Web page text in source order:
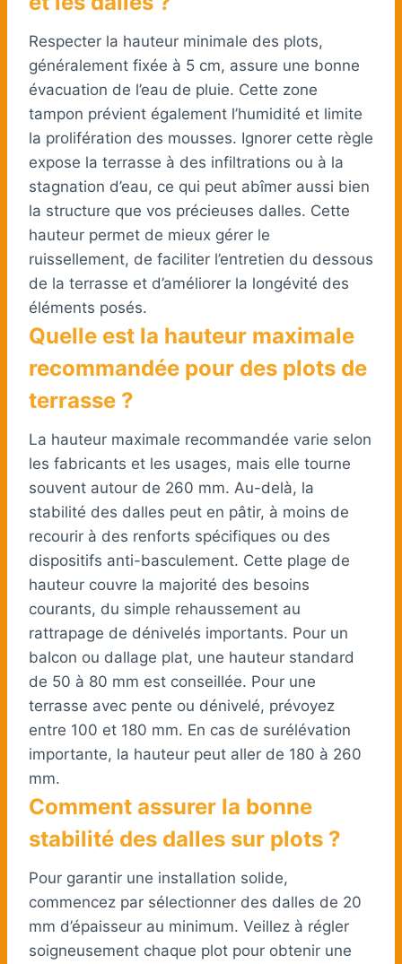
Respecter la hauteur minimale des plots,
généralement fixée à 5 cm, assure une bonne
évacuation de l’eau de pluie. Cette zone
tampon prévient également l’humidité et limite
la prolifération des mousses. Ignorer cette règle
expose la terrasse à des infiltrations ou à la
stagnation d’eau, ce qui peut abîmer aussi bien
la structure que vos précieuses dalles. Cette
hauteur permet de mieux gérer le
ruissellement, de faciliter l’entretien du dessous
de la terrasse et d’améliorer la longévité des
éléments posés.
Quelle est la hauteur maximale
recommandée pour des plots de
terrasse ?
La hauteur maximale recommandée varie selon
les fabricants et les usages, mais elle tourne
souvent autour de 260 mm. Au-delà, la
stabilité des dalles peut en pâtir, à moins de
recourir à des renforts spécifiques ou des
dispositifs anti-basculement. Cette plage de
hauteur couvre la majorité des besoins
courants, du simple rehaussement au
rattrapage de dénivelés importants. Pour un
balcon ou dallage plat, une hauteur standard
de 50 à 80 mm est conseillée. Pour une
terrasse avec pente ou dénivelé, prévoyez
entre 100 et 180 mm. En cas de surélévation
importante, la hauteur peut aller de 180 à 260
mm.
Comment assurer la bonne
stabilité des dalles sur plots ?
Pour garantir une installation solide,
commencez par sélectionner des dalles de 20
mm d’épaisseur au minimum. Veillez à régler
soigneusement chaque plot pour obtenir une